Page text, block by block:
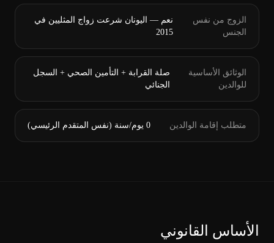
الزوج من نفس
الجنس
نعم — اليونان شرعت زواج المثليين في
2015
الوثائق الأساسية
للوالدين
صلة القرابة + التأمين الصحي + السجل
الجنائي
متطلب إقامة الوالدين 0 يوم/سنة (نفس المتقدم الرئيسي)
الأساس القانوني